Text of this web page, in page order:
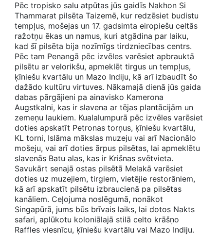
Pēc tropisko salu atpūtas jūs gaidīs Nakhon Si
Thammarat pilsēta Taizemē, kur redzēsiet budistu
tempļus, mošejas un 17. gadsimta eiropiešu celtās
ražotņu ēkas un namus, kuri atgādina par laiku,
kad šī pilsēta bija nozīmīgs tirdzniecības centrs.
Pēc tam Penangā pēc izvēles varēsiet apbrauktā
pilsētu ar velorikšu, apmeklēt tirgus un tempļus,
ķīniešu kvartālu un Mazo Indiju, kā arī izbaudīt šo
dažādo kultūru virtuves. Nākamajā dienā jūs gaida
dabas pārgājieni pa ainavisko Kamerona
Augstkalni, kas ir slavena ar tējas plantācijām un
zemeņu laukiem. Kualalumpurā pēc izvēles varēsiet
doties apskatīt Petronas torņus, ķīniešu kvartālu,
KL torni, Islāma mākslas muzeju vai arī Nacionālo
mošeju, vai arī doties ārpus pilsētas, lai apmeklētu
slavenās Batu alas, kas ir Krišnas svētvieta.
Savukārt senajā ostas pilsētā Melakā varēsiet
doties uz muzejiem, tirgiem, vietējie restorāniem,
kā arī apskatīt pilsētu izbraucienā pa pilsētas
kanāliem. Ceļojuma noslēgumā, nonākot
Singapūrā, jums būs brīvais laiks, lai dotos Nakts
safari, aplūkotu koloniālajā stilā celto krāšņo
Raffles viesnīcu, ķīniešu kvartālu vai Mazo Indiju.